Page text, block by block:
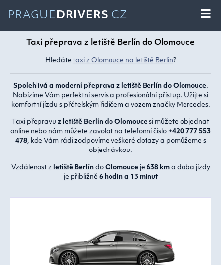
PRAGUE DRIVERS.CZ
Taxi přeprava z letiště Berlín do Olomouce
Hledáte taxi z Olomouce na letiště Berlín?
Spolehlivá a moderní přeprava z letiště Berlín do Olomouce.
Nabízíme Vám perfektní servis a profesionální přístup. Užijte si
komfortní jízdu s přátelským řidičem a vozem značky Mercedes.
Taxi přepravu z letiště Berlín do Olomouce si můžete objednat
online nebo nám můžete zavolat na telefonní číslo +420 777 553
478, kde Vám rádi zodpovíme veškeré dotazy a pomůžeme s
objednávkou.
Vzdálenost z letiště Berlíndo Olomouce je 638 kma doba jízdy
je přibližně 6 hodin a 13 minut